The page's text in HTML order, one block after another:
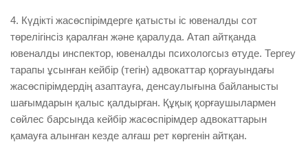
4. Күдікті жасөспірімдерге қатысты іс ювеналды сот
төрелігінсіз қаралған және қаралуда. Атап айтқанда
ювеналды инспектор, ювеналды психологсыз өтуде. Тергеу
тарапы ұсынған кейбір (тегін) адвокаттар қорғауындағы
жасөспірімдердің азаптауға, денсаулығына байланысты
шағымдарын қалыс қалдырған. Құқық қорғаушылармен
сөйлес барсында кейбір жасөспірімдер адвокаттарын
қамауға алынған кезде алғаш рет көргенін айтқан.